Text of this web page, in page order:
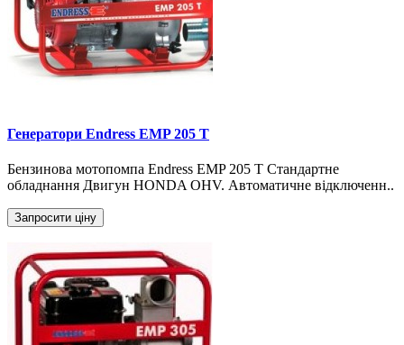
Генератори Endress EMP 205 T
Бензинова мотопомпа Endress EMP 205 T Стандартне
обладнання Двигун HONDA OHV. Автоматичне відключенн..
Запросити ціну